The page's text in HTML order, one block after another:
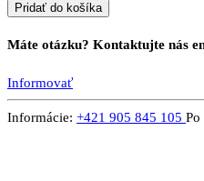
Pridať do košíka
Máte otázku? Kontaktujte nás
Informovať
Informácie: +421 905 845 105 Po